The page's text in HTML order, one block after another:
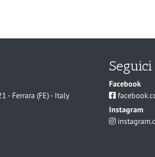
- Ferrara (FE) - Italy
Facebook
Instagram